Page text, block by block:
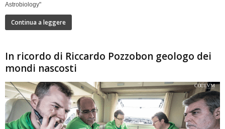
Astrobiology"
Continua a leggere
In ricordo di Riccardo Pozzobon geologo dei
mondi nascosti